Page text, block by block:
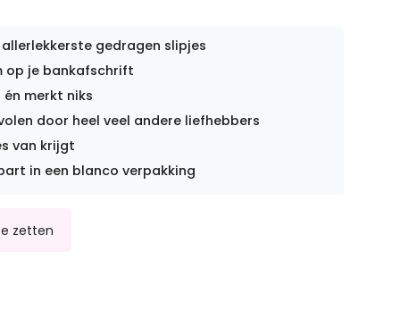
gedragen slipjes
op je bankafschrift
merkt niks
door heel veel andere liefhebbers
van krijgt
in een blanco verpakking